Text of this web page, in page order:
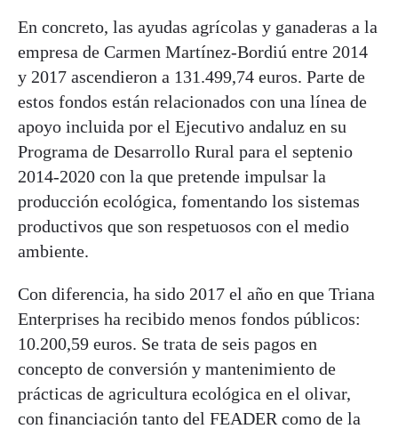
En concreto, las ayudas agrícolas y ganaderas a la
empresa de Carmen Martínez-Bordiú entre 2014
y 2017 ascendieron a 131.499,74 euros. Parte de
estos fondos están relacionados con una línea de
apoyo incluida por el Ejecutivo andaluz en su
Programa de Desarrollo Rural para el septenio
2014-2020 con la que pretende impulsar la
producción ecológica, fomentando los sistemas
productivos que son respetuosos con el medio
ambiente.
Con diferencia, ha sido 2017 el año en que Triana
Enterprises ha recibido menos fondos públicos:
10.200,59 euros. Se trata de seis pagos en
concepto de conversión y mantenimiento de
prácticas de agricultura ecológica en el olivar,
con financiación tanto del FEADER como de la